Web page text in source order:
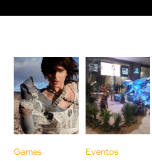
Games Eventos